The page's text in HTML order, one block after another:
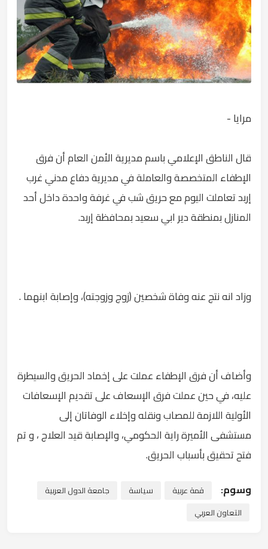
مرايا -
قال الناطق الإعلامي باسم مديرية الأمن العام أن فرق
الإطفاء المتخصصة والعاملة في مديرية دفاع مدني غرب
إربد تعاملت اليوم مع حريق شب في غرفة واحدة داخل أحد
المنازل بمنطقة دير ابي سعيد بمحافظة إربد.
وزاد انه نتج عنه وفاة شخصين (زوج وزوجته)، وإصابة ابنهما .
وأضاف أن فرق الإطفاء عملت على إخماد الحريق والسيطرة
عليه، في حين عملت فرق الإسعاف على تقديم الإسعافات
الأولية اللازمة للمصاب ونقله وإخلاء الوفاتان إلى
مستشفى الأميرة راية الحكومي، والإصابة قيد العلاج ، و تم
فتح تحقيق بأسباب الحريق.
وسوم: قمة عربية سياسة
جامعة الدول العربية
التعاون العربي